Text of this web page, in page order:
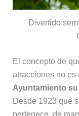
Divertido
El concepto de
atracciones no es
Ayuntamiento
Desde 1923 que